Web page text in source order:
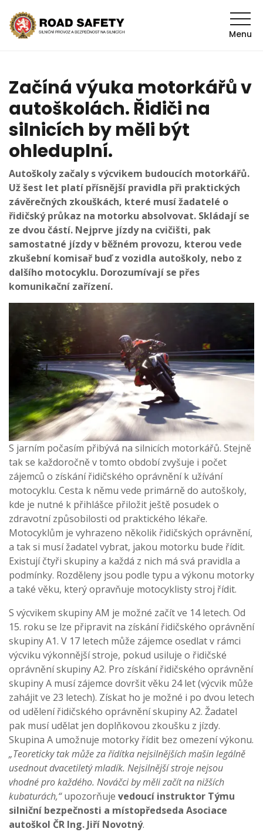
Menu
Začíná výuka motorkářů v
autoškolách. Řidiči na
silnicích by měli být
ohleduplní.
Autoškoly začaly s výcvikem budoucích motorkářů.
Už šest let platí přísnější pravidla při praktických
závěrečných zkouškách, které musí žadatelé o
řidičský průkaz na motorku absolvovat. Skládají se
ze dvou částí. Nejprve jízdy na cvičišti, pak
samostatné jízdy v běžném provozu, kterou vede
zkušební komisař buď z vozidla autoškoly, nebo z
dalšího motocyklu. Dorozumívají se přes
komunikační zařízení.
S jarním počasím přibývá na silnicích motorkářů. Stejně
tak se každoročně v tomto období zvyšuje i počet
zájemců o získání řidičského oprávnění k užívání
motocyklu. Cesta k němu vede primárně do autoškoly,
kde je nutné k přihlášce přiložit ještě posudek o
zdravotní způsobilosti od praktického lékaře.
Motocyklům je vyhrazeno několik řidičských oprávnění,
a tak si musí žadatel vybrat, jakou motorku bude řídit.
Existují čtyři skupiny a každá z nich má svá pravidla a
podmínky. Rozděleny jsou podle typu a výkonu motorky
a také věku, který opravňuje motocyklisty stroj řídit.
S výcvikem skupiny AM je možné začít ve 14 letech. Od
15. roku se lze připravit na získání řidičského oprávnění
skupiny A1. V 17 letech může zájemce osedlat v rámci
výcviku výkonnější stroje, pokud usiluje o řidičské
oprávnění skupiny A2. Pro získání řidičského oprávnění
skupiny A musí zájemce dovršit věku 24 let (výcvik může
zahájit ve 23 letech). Získat ho je možné i po dvou letech
od udělení řidičského oprávnění skupiny A2. Žadatel
pak musí udělat jen doplňkovou zkoušku z jízdy.
Skupina A umožnuje motorky řídit bez omezení výkonu.
„Teoreticky tak může za řídítka nejsilnějších mašin legálně
usednout dvacetiletý mladík. Nejsilnější stroje nejsou
vhodné pro každého. Nováčci by měli začít na nižších
kubaturách,“upozorňuje vedoucí instruktor Týmu
silniční bezpečnosti a místopředseda Asociace
autoškol ČR Ing. Jiří Novotný.